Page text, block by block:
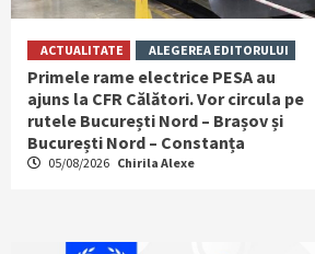
ACTUALITATE ALEGEREA EDITORULUI
Primele rame electrice PESA au
ajuns la CFR Călători. Vor circula pe
rutele București Nord – Brașov și
București Nord – Constanța
05/08/2026 Chirila Alexe